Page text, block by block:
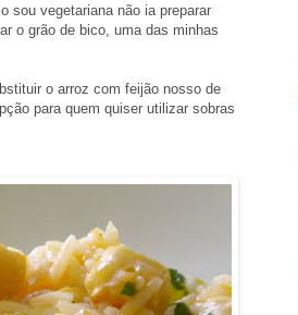
sou vegetariana não ia preparar
o grão de bico, uma das minhas
o arroz com feijão nosso de
para quem quiser utilizar sobras